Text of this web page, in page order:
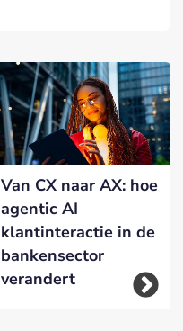
Van CX naar AX: hoe
agentic AI
klantinteractie in de
bankensector
verandert